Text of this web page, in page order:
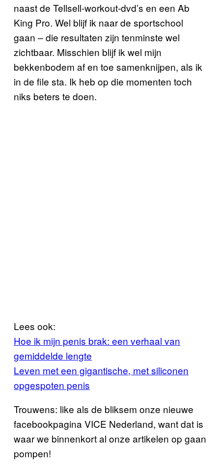
naast de Tellsell-workout-dvd’s en een Ab
King Pro. Wel blijf ik naar de sportschool
gaan – die resultaten zijn tenminste wel
zichtbaar. Misschien blijf ik wel mijn
bekkenbodem af en toe samenknijpen, als ik
in de file sta. Ik heb op die momenten toch
niks beters te doen.
Lees ook:
Hoe ik mijn penis brak: een verhaal van
gemiddelde lengte
Leven met een gigantische, met siliconen
opgespoten penis
Trouwens: like als de bliksem onze nieuwe
facebookpagina VICE Nederland, want dat is
waar we binnenkort al onze artikelen op gaan
pompen!